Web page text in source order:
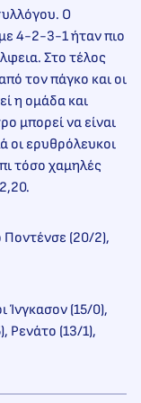
Ο
4-2-3-1 ήταν πιο
Στο τέλος
τον πάγκο και οι
η ομάδα και
μπορεί να είναι
οι ερυθρόλευκοι
τόσο χαμηλές
(20/2),
(15/0),
Ρενάτο (13/1),